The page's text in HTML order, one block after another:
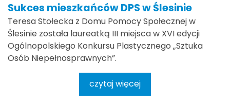
Sukces mieszkańców DPS w Ślesinie
Teresa Stołecka z Domu Pomocy Społecznej w
Ślesinie została laureatką III miejsca w XVI edycji
Ogólnopolskiego Konkursu Plastycznego „Sztuka
Osób Niepełnosprawnych”.
czytaj więcej